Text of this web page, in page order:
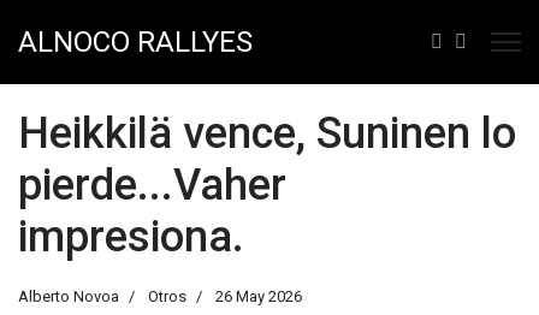
ALNOCO RALLYES
Heikkilä vence, Suninen lo
pierde...Vaher
impresiona.
Alberto Novoa Otros 26 May 2026